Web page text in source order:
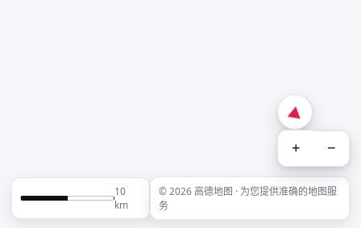
+ −
10
km
© 2026 高德地图 · 为您提供准确的地图服
务